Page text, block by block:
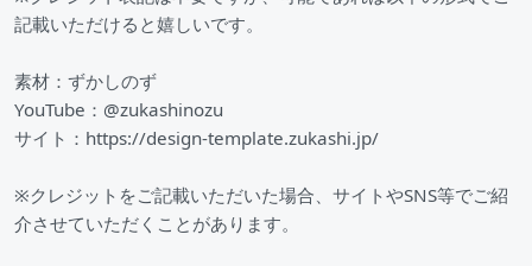
記載いただけると嬉しいです。
素材：ずかしのず
YouTube：@zukashinozu
サイト：https://design-template.zukashi.jp/
※クレジットをご記載いただいた場合、サイトやSNS等でご紹
介させていただくことがあります。